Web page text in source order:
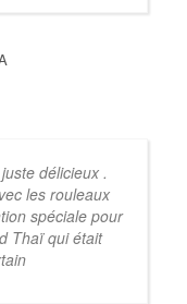
délicieux .
les rouleaux
spéciale pour
Thaï qui était